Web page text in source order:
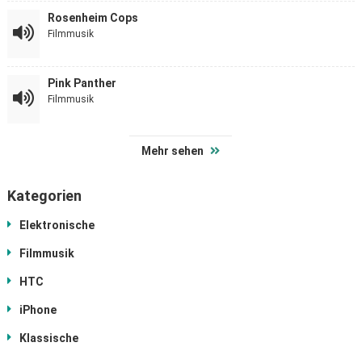
Rosenheim Cops
Filmmusik
Pink Panther
Filmmusik
Mehr sehen
Kategorien
Elektronische
Filmmusik
HTC
iPhone
Klassische